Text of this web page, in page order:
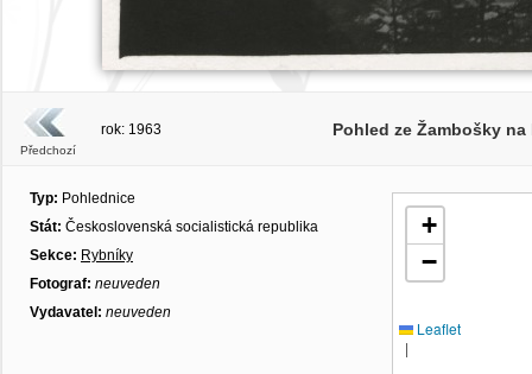
Předchozí
rok: 1963 Pohled ze Žambošky
Typ: Pohlednice
Stát: Československá socialistická republika
Sekce: Rybníky
Fotograf: neuveden
Vydavatel: neuveden
+
−
Leaflet
|